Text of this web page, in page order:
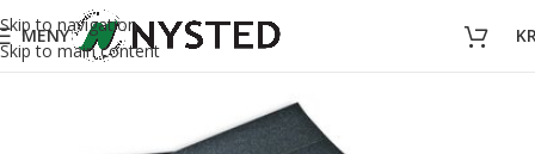
Skip to navigation
Skip to main content
MENY